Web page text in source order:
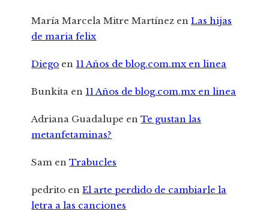
María Marcela Mitre Martínez enLas hijas
de maria felix
Diego en 11 Años de blog.com.mx en linea
Bunkita en 11 Años de blog.com.mx en linea
Adriana Guadalupe enTe gustan las
metanfetaminas?
Sam enTrabucles
pedrito enEl arte perdido de cambiarle la
letra a las canciones